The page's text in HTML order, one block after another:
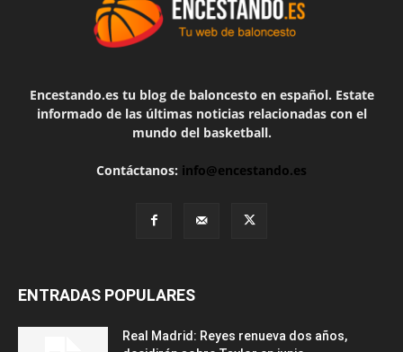
Encestando.es tu blog de baloncesto en español. Estate
informado de las últimas noticias relacionadas con el
mundo del basketball.
Contáctanos: info@encestando.es
ENTRADAS POPULARES
Real Madrid: Reyes renueva dos años,